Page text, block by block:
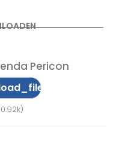
Pericon